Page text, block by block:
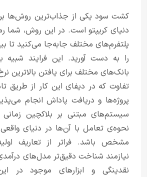
کشت سود یکی از جذاب‌ترین روش‌ها
دنیای کریپتو است. در این روش، شما
پلتفرم‌های مختلف جابه‌جا می‌کنید تا
را به دست آورید. این فرایند شبیه
بانک‌های مختلف برای یافتن بالاترین
تفاوت که در دیفای این کار از طریق
پروژه‌ها و دریافت پاداش انجام
سیستم‌های مبتنی بر بلاکچین
نحوه‌ی تعامل با آن‌ها در دنیای
مشخص باشد. فراتر از تعاریف
نیازمند شناخت دقیق‌تر مدل‌های
نقدینگی و ابزارهای موجود در